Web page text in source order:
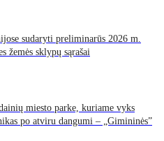
sudaryti preliminarūs 2026 m.
žemės sklypų sąrašai
miesto parke, kuriame vyks
po atviru dangumi – „Gimininės”